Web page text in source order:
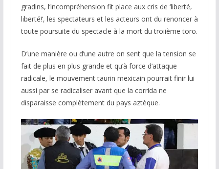
gradins, l’incompréhension fit place aux cris de ‘liberté,
liberté!’, les spectateurs et les acteurs ont du renoncer à
toute poursuite du spectacle à la mort du troiième toro.
D’une manière ou d’une autre on sent que la tension se
fait de plus en plus grande et qu’à force d’attaque
radicale, le mouvement taurin mexicain pourrait finir lui
aussi par se radicaliser avant que la corrida ne
disparaisse complètement du pays aztèque.